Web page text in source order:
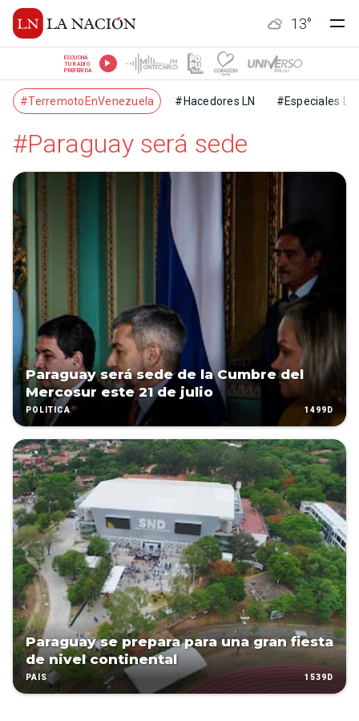
13°
ESCUCHÁ
TU RADIO
PREFERIDA
#TerremotoEnVenezuela #Hacedores LN #Especiales LN
#Paraguay será sede
Paraguay será sede de la Cumbre del
Mercosur este 21 de julio
POLÍTICA 1499D
Paraguay se prepara para una gran fiesta
de nivel continental
PAÍS 1539D